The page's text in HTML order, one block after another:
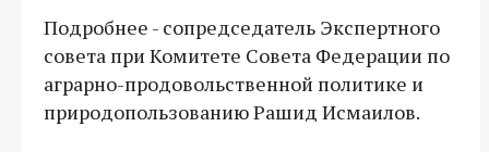
Подробнее - сопредседатель Экспертного
совета при Комитете Совета Федерации по
аграрно-продовольственной политике и
природопользованию Рашид Исмаилов.